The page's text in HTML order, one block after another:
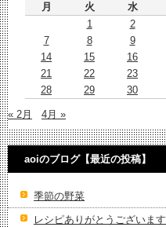
月
火 水
1
2
7
8 9
14
15 16
21
22 23
28
29 30
« 2月 4月 »
aoiのブログ【最近の投稿】
季節の野菜
レシピありがとうございます